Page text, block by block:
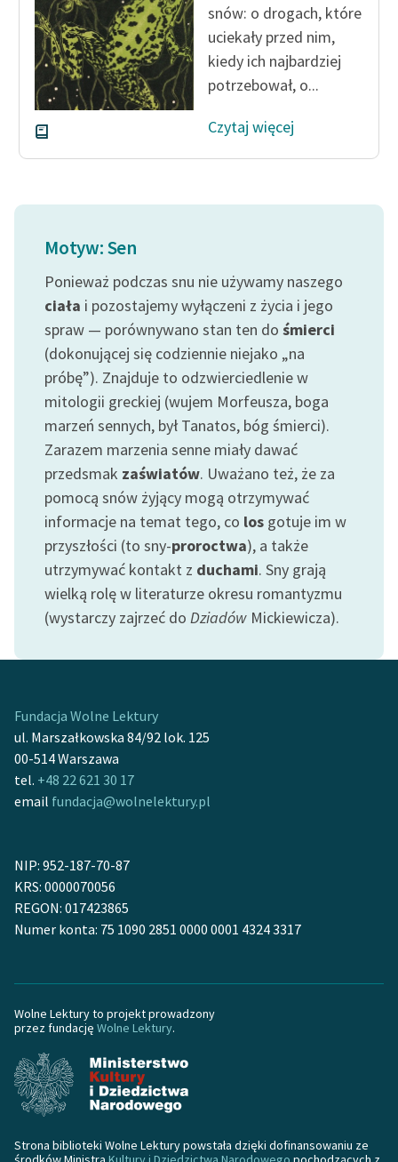
Zasady wykorzystania
Wolnych Lektur
Logotypy
Materiały promocyjne
Regulamin biblioteki
Dane fundacji i
Regulamin darowizn
Informacja o treściach
wrażliwych
Deklaracja dostępności
snów: o drogach, które
uciekały przed nim,
kiedy ich najbardziej
potrzebował, o...
Czytaj więcej
Motyw: Sen
Ponieważ podczas snu nie używamy naszego
ciała i pozostajemy wyłączeni z życia i jego
spraw — porównywano stan ten do śmierci
(dokonującej się codziennie niejako „na
próbę”). Znajduje to odzwierciedlenie w
mitologii greckiej (wujem Morfeusza, boga
marzeń sennych, był Tanatos, bóg śmierci).
Zarazem marzenia senne miały dawać
przedsmak zaświatów. Uważano też, że za
pomocą snów żyjący mogą otrzymywać
informacje na temat tego, co los gotuje im w
przyszłości (to sny-proroctwa), a także
utrzymywać kontakt z duchami. Sny grają
wielką rolę w literaturze okresu romantyzmu
(wystarczy zajrzeć do Dziadów Mickiewicza).
Fundacja Wolne Lektury
ul. Marszałkowska 84/92 lok. 125
00-514 Warszawa
tel. +48 22 621 30 17
email fundacja@wolnelektury.pl
NIP: 952-187-70-87
KRS: 0000070056
REGON: 017423865
Numer konta: 75 1090 2851 0000 0001 4324 3317
Wolne Lektury to projekt prowadzony
przez fundację Wolne Lektury.
Strona biblioteki Wolne Lektury powstała dzięki dofinansowaniu ze